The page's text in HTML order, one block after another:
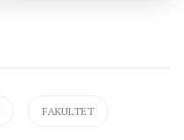
FAKULTET